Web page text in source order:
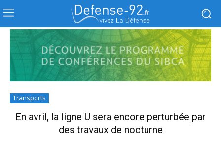
Transports
En avril, la ligne U sera encore perturbée par
des travaux de nocturne